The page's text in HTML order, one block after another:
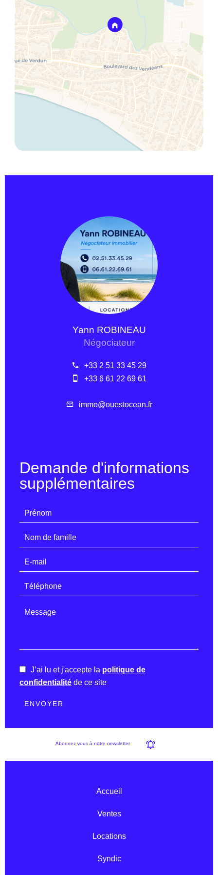
Yann ROBINEAU
Négociateur
+33 2 51 33 45 29
+33 6 61 22 69 61
immo@ouestocean.fr
Demande d'informations
supplémentaires
J’ai lu et j'accepte la politique de
confidentialité de ce site
ENVOYER
Abonnez vous à notre newsletter
Accueil
Ventes
Locations
Syndic